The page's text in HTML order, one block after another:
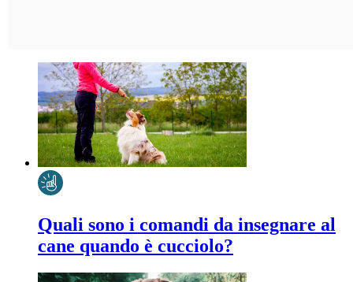
Quali sono i comandi da insegnare al
cane quando è cucciolo?